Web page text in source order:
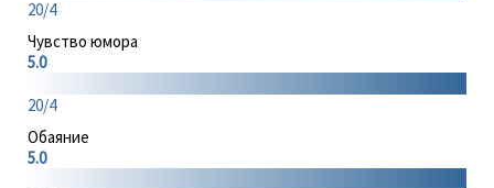
20/4
Чувство юмора
5.0
20/4
Обаяние
5.0